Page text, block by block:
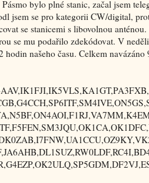
bylo plné stanic, začal jsem
jsem se pro kategorii CW/digital,
se stanicemi s libovolnou anténou.
se mu podařilo zdekódovat. V
našeho času. Celkem navázáno